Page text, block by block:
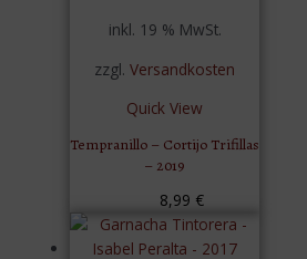
inkl. 19 % MwSt.
zzgl. Versandkosten
Quick View
Tempranillo – Cortijo Trifillas
– 2019
8,99 €